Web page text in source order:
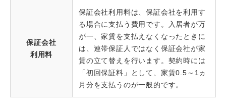
保証会社
利用料
保証会社利用料は、保証会社を利用す
る場合に支払う費用です。入居者が万
が一、家賃を支払えなくなったときに
は、連帯保証人ではなく保証会社が家
賃の立て替えを行います。契約時には
「初回保証料」として、家賃0.5～1ヵ
月分を支払うのが一般的です。